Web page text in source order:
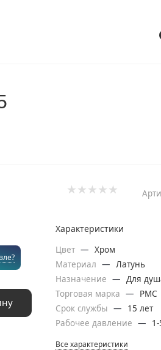
Характеристики
Цвет — Хром
Материал — Латунь
Назначение — Для
Торговая марка —
РМС
Срок службы —
15 лет
Рабочее давление —
Все характеристики